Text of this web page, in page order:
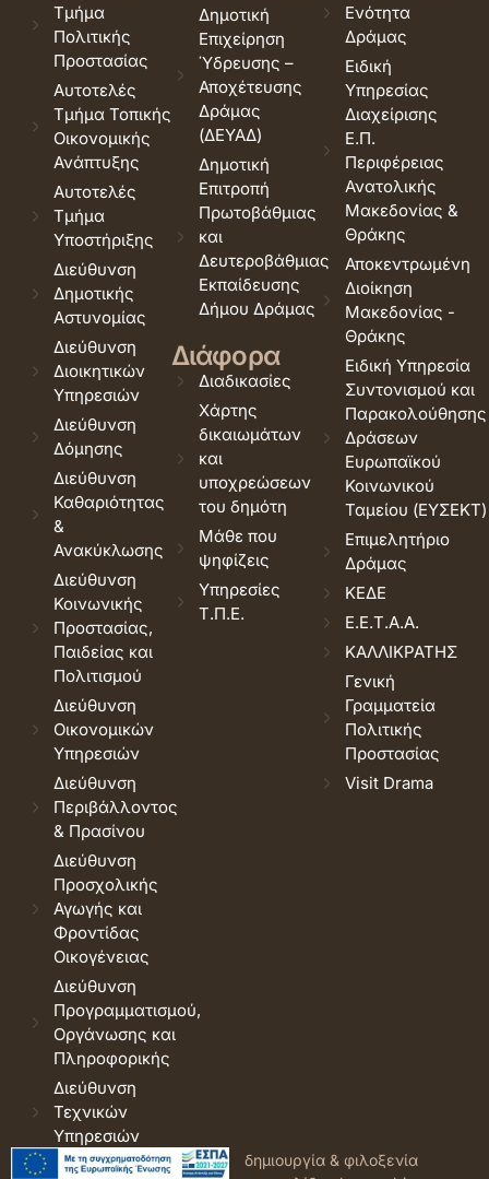
Τμήμα
Πολιτικής
Προστασίας
Αυτοτελές
Τμήμα Τοπικής
Οικονομικής
Ανάπτυξης
Αυτοτελές
Τμήμα
Υποστήριξης
Διεύθυνση
Δημοτικής
Αστυνομίας
Διεύθυνση
Διοικητικών
Υπηρεσιών
Διεύθυνση
Δόμησης
Διεύθυνση
Καθαριότητας
&
Ανακύκλωσης
Διεύθυνση
Κοινωνικής
Προστασίας,
Παιδείας και
Πολιτισμού
Διεύθυνση
Οικονομικών
Υπηρεσιών
Διεύθυνση
Περιβάλλοντος
& Πρασίνου
Διεύθυνση
Προσχολικής
Αγωγής και
Φροντίδας
Οικογένειας
Διεύθυνση
Προγραμματισμού,
Οργάνωσης και
Πληροφορικής
Διεύθυνση
Τεχνικών
Υπηρεσιών
Δημοτική
Επιχείρηση
Ύδρευσης –
Αποχέτευσης
Δράμας
(ΔΕΥΑΔ)
Δημοτική
Επιτροπή
Πρωτοβάθμιας
και
Δευτεροβάθμιας
Εκπαίδευσης
Δήμου Δράμας
Διάφορα
Διαδικασίες
Χάρτης
δικαιωμάτων
και
υποχρεώσεων
του δημότη
Μάθε που
ψηφίζεις
Υπηρεσίες
Τ.Π.Ε.
Ενότητα
Δράμας
Ειδική
Υπηρεσίας
Διαχείρισης
Ε.Π.
Περιφέρειας
Ανατολικής
Μακεδονίας &
Θράκης
Αποκεντρωμένη
Διοίκηση
Μακεδονίας -
Θράκης
Ειδική Υπηρεσία
Συντονισμού και
Παρακολούθησης
Δράσεων
Ευρωπαϊκού
Κοινωνικού
Ταμείου (ΕΥΣΕΚΤ)
Επιμελητήριο
Δράμας
ΚΕΔΕ
Ε.Ε.Τ.Α.Α.
ΚΑΛΛΙΚΡΑΤΗΣ
Γενική
Γραμματεία
Πολιτικής
Προστασίας
Visit Drama
© 2026 Δήμος Δράμας. Όροι
δημιουργία & φιλοξενία